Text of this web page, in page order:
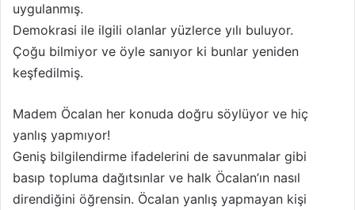
uygulanmış.
Demokrasi ile ilgili olanlar yüzlerce yılı buluyor.
Çoğu bilmiyor ve öyle sanıyor ki bunlar yeniden
keşfedilmiş.
Madem Öcalan her konuda doğru söylüyor ve hiç
yanlış yapmıyor!
Geniş bilgilendirme ifadelerini de savunmalar gibi
basıp topluma dağıtsınlar ve halk Öcalan’ın nasıl
direndiğini öğrensin. Öcalan yanlış yapmayan kişi